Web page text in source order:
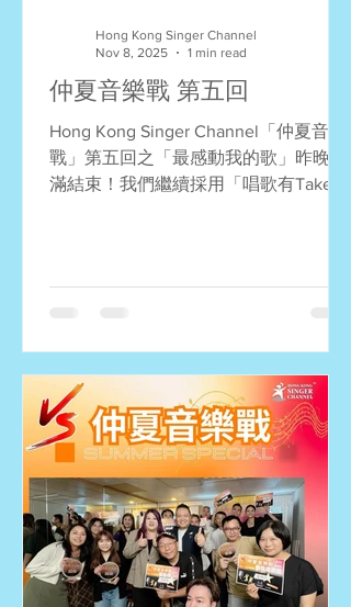
仲夏音樂戰 第五回
Hong Kong Singer Channel「仲夏音樂
戰」第五回之「最感動我的歌」昨晚圓
滿結束！我們繼續採用「唱歌有Take
快公佈！ 冠軍：林秀麗 (女神) 亞軍：陳
駐) 評判特選奬：吳錦榮 (月半小夜曲)
評判特選奬：張詠詩 (戀戀風塵) 最佳進
步奬：盧朗軒 (失戀無罪) 最佳進步獎：
劉偉才 (祝君好) 最佳進步獎：江少烈
(襯)
Hong Kong Singer Channel
Nov 8, 2025
1 min read